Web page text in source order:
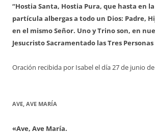
“Hostia Santa, Hostia Pura, que hasta en
partícula albergas a todo un Dios: Padre,
en el mismo Señor. Uno y Trino son, en
Jesucristo Sacramentado las Tres
Oración recibida por Isabel el día 27 de junio
AVE, AVE MARÍA
«Ave, Ave María.